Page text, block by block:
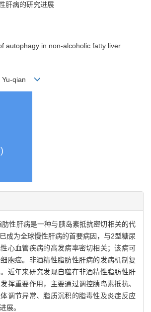
肝病的研究进展
autophagy in non-alcoholic fatty liver
Yu-qian
肪性肝病是一种与胰岛素抵抗密切相关的代
成为全球慢性肝病的首要病因，与2型糖尿
心血管疾病的高发病率密切相关；该病可
胞癌。非酒精性脂肪性肝病的发病机制复
近年来研究发现自噬在非酒精性脂肪性肝
挥重要作用，主要通过调控胰岛素抵抗、
调节异常、脂质沉积的脂毒性及炎症反应
展。